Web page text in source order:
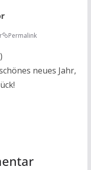
Permalink
neues Jahr,